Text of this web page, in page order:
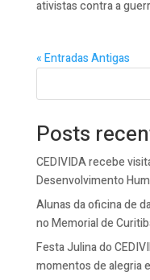
ativistas contra a
« Entradas Antigas
Posts
CEDIVIDA recebe
Desenvolvimento
Alunas da oficina de
no Memorial de
Festa Julina do
momentos de alegria